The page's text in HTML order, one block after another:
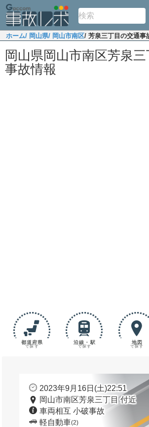
ホーム/ 岡山県/ 岡山市南区/ 芳泉三丁目の交通事
岡山県岡山市南区芳泉
事故情報
都道府県
で探す
沿線・駅
で探す
地図
で探す
2023年9月16日(土)22:51
岡山市南区芳泉三丁目 付近
車両相互 小破事故
軽自動車(2)